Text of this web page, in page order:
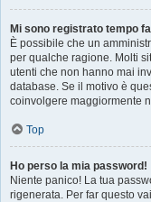
Mi sono registrato tempo
È possibile che un
per qualche ragione. Molti
utenti che non hanno mai
database. Se il motivo è
coinvolgere maggiormente
Top
Ho perso la mia password!
Niente panico! La tua
rigenerata. Per far questo